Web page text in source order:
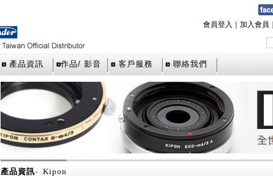
會員登入 加入會員
產品資訊 作品/ 影音 客戶服務 聯絡我們
產品資訊- Kipon